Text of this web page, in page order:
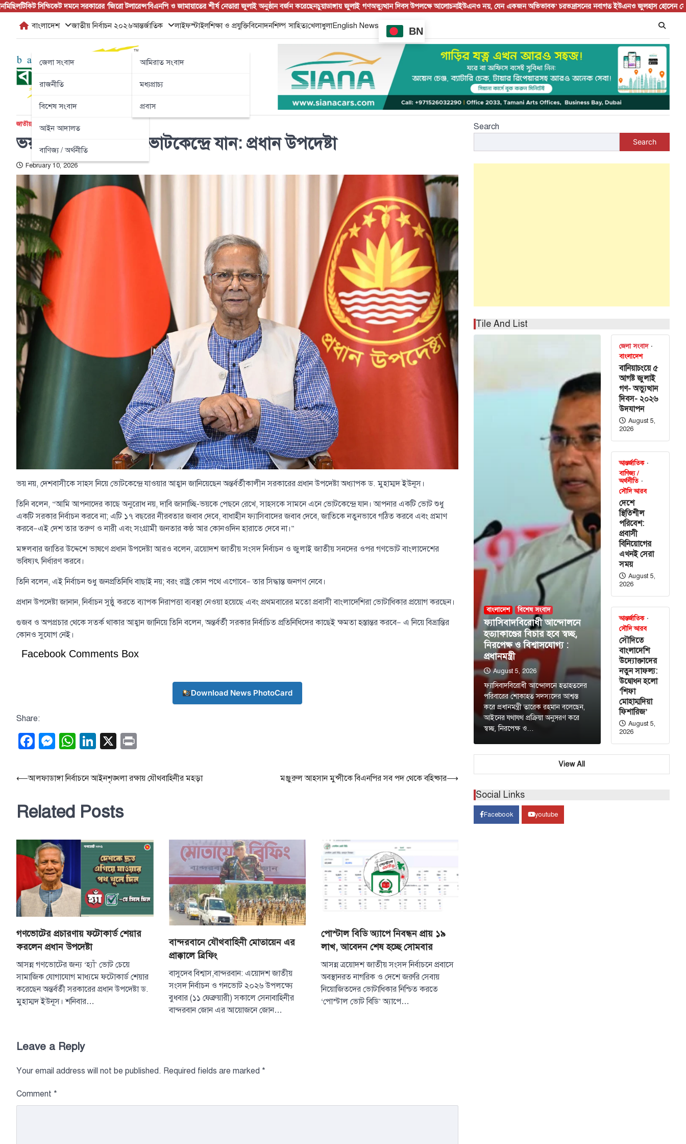
Skip
content
টিকিট সিন্ডিকেট দমনে সরকারের ‘জিরো টলারেন্স’বিএনপি ও জামায়াতের শীর্ষ নেতারা জুলাই অনুষ্ঠান বর্জন করেছেনচুয়াডাঙ্গায় জুলাই গণঅভ্যুত্থান দিবস উপলক্ষে আলোচনাইউএনও নয়, যেন একজন অভিভাবক’ চরভদ্রাসনের নবাগত ইউএনও জুলহাস হোসেন সৌরভকে
বাংলাদেশ
জেলা সংবাদ
রাজনীতি
বিশেষ সংবাদ
আইন আদালত
বাণিজ্য / অর্থনীতি
জাতীয় নির্বাচন ২০২৬আন্তর্জাতিক
আমিরাত সংবাদ
মধ্যপ্রাচ্য
প্রবাস
লাইফস্টাইলশিক্ষা ও প্রযুক্তিবিনোদনশিল্প সাহিত্যখেলাধুলাEnglish News
BN
জাতীয় নির্বাচন ২০২৬
ভয় নয়, সাহস নিয়ে ভোটকেন্দ্রে যান: প্রধান উপদেষ্টা
February 10, 2026
ভয় নয়, দেশবাসীকে সাহস নিয়ে ভোটকেন্দ্রে যাওয়ার আহ্বান জানিয়েছেন অন্তর্বর্তীকালীন সরকারের প্রধান উপদেষ্টা অধ্যাপক ড. মুহাম্মদ ইউনূস।
তিনি বলেন, “আমি আপনাদের কাছে অনুরোধ নয়, দাবি জানাচ্ছি-ভয়কে পেছনে রেখে, সাহসকে সামনে এনে ভোটকেন্দ্রে যান। আপনার একটি ভোট শুধু
একটি সরকার নির্বাচন করবে না; এটি ১৭ বছরের নীরবতার জবাব দেবে, বাধাহীন ফ্যাসিবাদের জবাব দেবে, জাতিকে নতুনভাবে গঠিত করবে এবং প্রমাণ
করবে—এই দেশ তার তরুণ ও নারী এবং সংগ্রামী জনতার কণ্ঠ আর কোনওদিন হারাতে দেবে না।”
মঙ্গলবার জাতির উদ্দেশে ভাষণে প্রধান উপদেষ্টা আরও বলেন, ত্রয়োদশ জাতীয় সংসদ নির্বাচন ও জুলাই জাতীয় সনদের ওপর গণভোট বাংলাদেশের
ভবিষ্যৎ নির্ধারণ করবে।
তিনি বলেন, এই নির্বাচন শুধু জনপ্রতিনিধি বাছাই নয়; বরং রাষ্ট্র কোন পথে এগোবে— তার সিদ্ধান্ত জনগণ নেবে।
প্রধান উপদেষ্টা জানান, নির্বাচন সুষ্ঠু করতে ব্যাপক নিরাপত্তা ব্যবস্থা নেওয়া হয়েছে এবং প্রথমবারের মতো প্রবাসী বাংলাদেশিরা ভোটাধিকার প্রয়োগ করছেন।
গুজব ও অপপ্রচার থেকে সতর্ক থাকার আহ্বান জানিয়ে তিনি বলেন, অন্তর্বর্তী সরকার নির্বাচিত প্রতিনিধিদের কাছেই ক্ষমতা হস্তান্তর করবে— এ নিয়ে বিভ্রান্তির
কোনও সুযোগ নেই।
Facebook Comments Box
Download News PhotoCard
Share:
Facebook
Messenger
WhatsApp
LinkedIn
X
Post
⟵আলফাডাঙ্গা নির্বাচনে আইনশৃঙ্খলা রক্ষায় যৌথবাহিনীর মহড়া মঞ্জুরুল আহসান মুন্সীকে বিএনপির সব পদ থেকে বহিষ্কার⟶
Related Posts
গণভোটের প্রচারণায় ফটোকার্ড শেয়ার
করলেন প্রধান উপদেষ্টা
আসন্ন গণভোটের জন্য ‘হ্যাঁ’ ভোট চেয়ে
সামাজিক যোগাযোগ মাধ্যমে ফটোকার্ড শেয়ার
করেছেন অন্তর্বর্তী সরকারের প্রধান উপদেষ্টা ড.
মুহাম্মদ ইউনূস। শনিবার…
বান্দরবানে যৌথবাহিনী মোতায়েন এর
প্রাক্কালে ব্রিফিং
বাসুদেব বিশ্বাস,বান্দরবান: এয়োদশ জাতীয়
সংসদ নির্বাচন ও গনভোট ২০২৬ উপলক্ষ্যে
বুধবার (১১ ফেব্রুয়ারী) সকালে সেনাবাহিনীর
বান্দরবান জোন এর আয়োজনে জোন…
পোস্টাল বিডি অ্যাপে নিবন্ধন প্রায় ১৯
লাখ, আবেদন শেষ হচ্ছে সোমবার
আসন্ন ত্রয়োদশ জাতীয় সংসদ নির্বাচনে প্রবাসে
অবস্থানরত নাগরিক ও দেশে জরুরি সেবায়
নিয়োজিতদের ভোটাধিকার নিশ্চিত করতে
‘পোস্টাল ভোট বিডি’ অ্যাপে…
Leave a Reply
Your email address will not be published. Required fields are marked *
Comment *
Search
Search
Tile And List
বাংলাদেশ বিশেষ সংবাদ
ফ্যাসিবাদবিরোধী আন্দোলনে
হত্যাকাণ্ডের বিচার হবে স্বচ্ছ,
নিরপেক্ষ ও বিশ্বাসযোগ্য :
প্রধানমন্ত্রী
August 5, 2026
ফ্যাসিবাদবিরোধী আন্দোলনে হতাহতদের
পরিবারের শোকাহত সদস্যদের আশ্বস্ত
করে প্রধানমন্ত্রী তারেক রহমান বলেছেন,
আইনের যথাযথ প্রক্রিয়া অনুসরণ করে
স্বচ্ছ, নিরপেক্ষ ও…
জেলা সংবাদ
বাংলাদেশ
বানিয়াচংয়ে ৫
আগষ্ট জুলাই
গণ- অভ্যুত্থান
দিবস- ২০২৬
উদযাপন
August 5,
2026
আন্তর্জাতিক
বাণিজ্য /
অর্থনীতি
সৌদি আরব
দেশে
স্থিতিশীল
পরিবেশ:
প্রবাসী
বিনিয়োগের
এখনই সেরা
সময়
August 5,
2026
আন্তর্জাতিক
সৌদি আরব
সৌদিতে
বাংলাদেশি
উদ্যোক্তাদের
নতুন সাফল্য:
উদ্বোধন হলো
‘শিফা
মোহাম্মদিয়া
ফিশারিজ’
August 5,
2026
View All
Social Links
Facebook youtube
টপ নিউজ বাংলাদেশ
রক্তে অর্জিত জাতীয় ঐক্য
যেকোনো মূল্যে রক্ষা করতে হবে: